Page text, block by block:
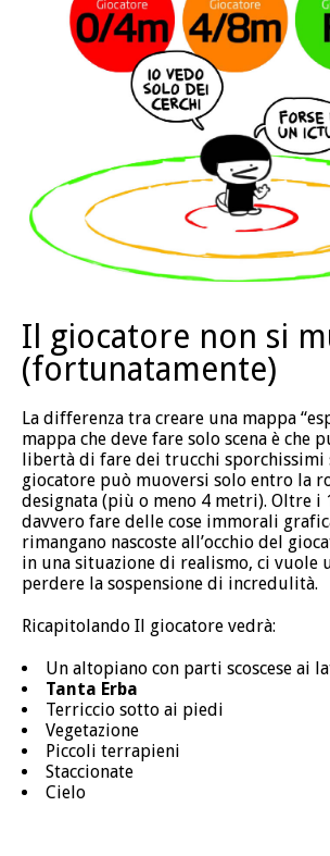
Il giocatore non si
(fortunatamente)
La differenza tra creare una mappa
mappa che deve fare solo scena è che
libertà di fare dei trucchi sporchissimi
giocatore può muoversi solo entro la
designata (più o meno 4 metri). Oltre
davvero fare delle cose immorali
rimangano nascoste all’occhio del
in una situazione di realismo, ci vuole
perdere la sospensione di incredulità.
Ricapitolando Il giocatore vedrà:
Un altopiano con parti scoscese ai
Tanta Erba
Terriccio sotto ai piedi
Vegetazione
Piccoli terrapieni
Staccionate
Cielo